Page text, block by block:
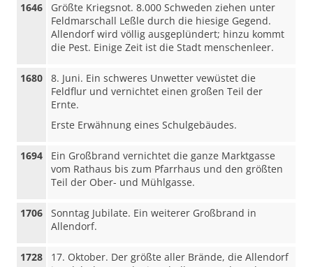
1646
Größte Kriegsnot. 8.000 Schweden ziehen unter
Feldmarschall Leßle durch die hiesige Gegend.
Allendorf wird völlig ausgeplündert; hinzu kommt
die Pest. Einige Zeit ist die Stadt menschenleer.
1680
8. Juni. Ein schweres Unwetter vewüstet die
Feldflur und vernichtet einen großen Teil der
Ernte.
Erste Erwähnung eines Schulgebäudes.
1694
Ein Großbrand vernichtet die ganze Marktgasse
vom Rathaus bis zum Pfarrhaus und den größten
Teil der Ober- und Mühlgasse.
1706
Sonntag Jubilate. Ein weiterer Großbrand in
Allendorf.
1728
17. Oktober. Der größte aller Brände, die Allendorf